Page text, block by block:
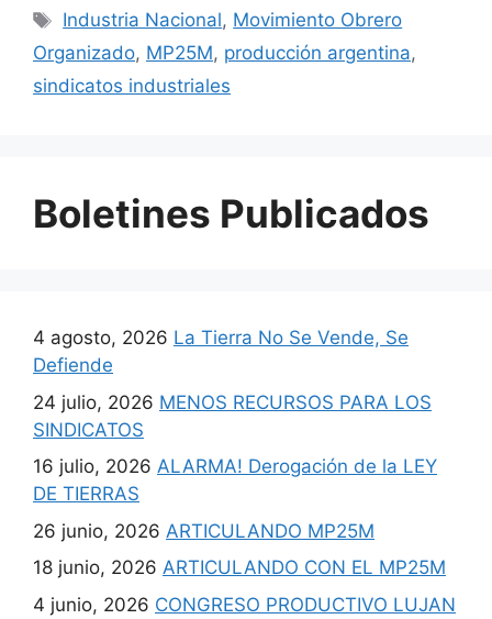
Industria Nacional, Movimiento Obrero
Organizado, MP25M, producción argentina,
sindicatos industriales
Boletines Publicados
4 agosto, 2026 La Tierra No Se Vende, Se
Defiende
24 julio, 2026 MENOS RECURSOS PARA LOS
SINDICATOS
16 julio, 2026 ALARMA! Derogación de la LEY
DE TIERRAS
26 junio, 2026 ARTICULANDO MP25M
18 junio, 2026 ARTICULANDO CON EL MP25M
4 junio, 2026 CONGRESO PRODUCTIVO LUJAN